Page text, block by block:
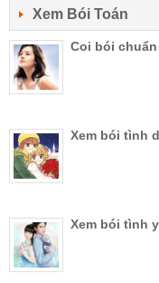
Xem Bói Toán
Coi bói
Xem bói tình
Xem bói tình